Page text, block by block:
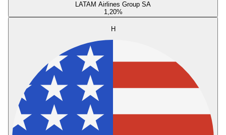
LATAM Airlines Group SA
1,20%
H